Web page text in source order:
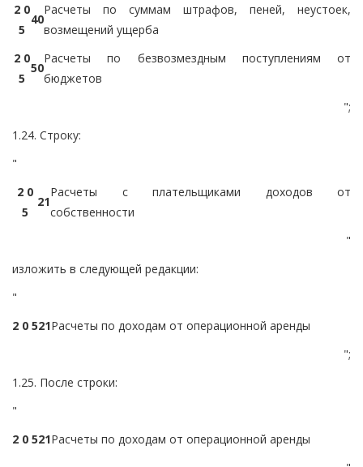
2 0
5
40
Расчеты по суммам штрафов, пеней, неустоек,
возмещений ущерба
2 0
5
50
Расчеты по безвозмездным поступлениям от
бюджетов
";
1.24. Строку:
"
2 0
5
21
Расчеты с плательщиками доходов от
собственности
"
изложить в следующей редакции:
"
2 0 521Расчеты по доходам от операционной аренды
";
1.25. После строки:
"
2 0 521Расчеты по доходам от операционной аренды